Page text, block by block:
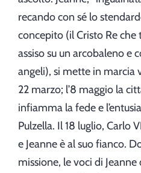
recando con sé lo
concepito (il Cristo Re
assiso su un arcobaleno e
angeli), si mette in marcia
22 marzo; l’8 maggio la
infiamma la fede e
Pulzella. Il 18 luglio, Carlo
e Jeanne è al suo fianco.
missione, le voci di